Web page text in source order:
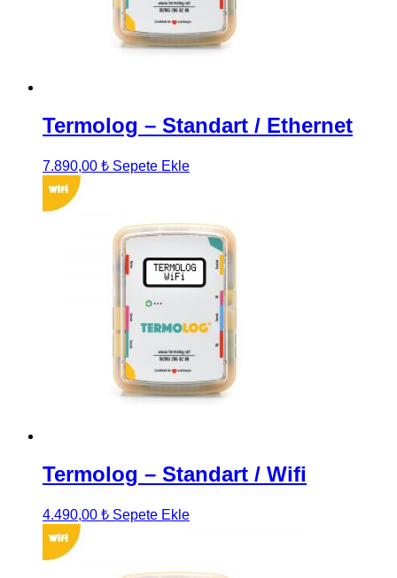
Termolog – Standart / Ethernet
7.890,00 ₺ Sepete Ekle
Termolog – Standart / Wifi
4.490,00 ₺ Sepete Ekle